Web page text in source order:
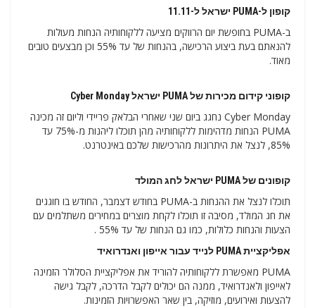
קופון ל-PUMA ישראל ל-11.11
ב-PUMA בחופשת יום הרווקים מציעה ללקוחותיה הנחות מעולות
להנאתם בעת ביצוע הרכישה, בהנחות של עד 55% וכן מבצעים טובים
מאוד.
קופוני קידום מכירות של PUMA ישראל Cyber ​​​​Monday
Cyber ​​​​Monday נחגג ביום שני שאחרי הבלאק פריידי וליום זה מכינה
PUMA הנחות מדהימות ללקוחותיה מהן תוכלו ליהנות מ-75% עד
85%, לנצל את היתרונות מהרכישות שלכם באינטרנט.
קופונים של PUMA ישראל לחג המולד
תוכלו לנצל את ההנחות ב-PUMA בחודש דצמבר, החודש בו חוגגים
את חג המולד, מסיבה זו תוכלו לקחת מוצרים במחירים משתלמים עם
הצעות והנחות כלולות, כמו גם הנחות של עד 55% .
אפליקציית PUMA לנייד עבור אייפון ואנדרואיד
PUMA מאפשרת ללקוחותיה להוריד את אפליקציית הסלולר הזמינה
לאייפון ולאנדרואיד, ממנה הם יכולים לקבל הדרכה, לקבל גישה
להצעות ואירועים, מוזיקה, בין שאר האפשרויות הזמינות.